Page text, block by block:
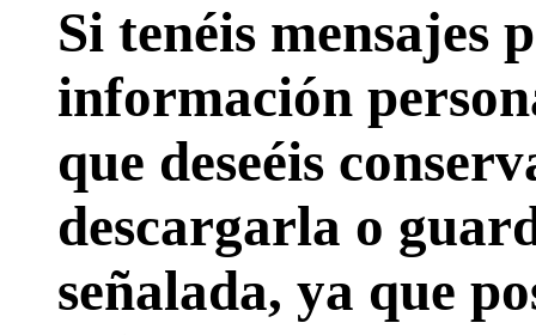
Si tenéis mensajes
información
que deseéis
descargarla o
señalada, ya que